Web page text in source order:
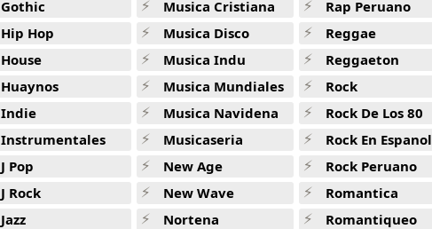
Gothic
Hip Hop
House
Huaynos
Indie
Instrumentales
J Pop
J Rock
Jazz
Musica Cristiana
Musica Disco
Musica Indu
Musica Mundiales
Musica Navidena
Musicaseria
New Age
New Wave
Nortena
Rap Peruano
Reggae
Reggaeton
Rock
Rock De Los 80
Rock En Espanol
Rock Peruano
Romantica
Romantiqueo